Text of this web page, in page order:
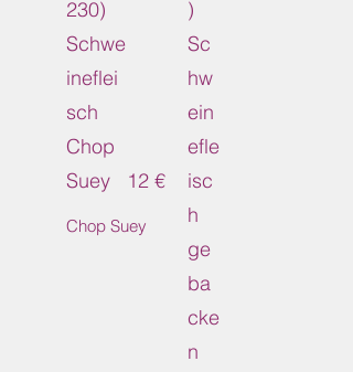
230)
Schwe
ineflei
sch
Chop
Suey
Chop Suey
12 €
)
Sc
hw
ein
efle
isc
h
ge
ba
cke
n